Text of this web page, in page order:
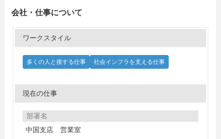
会社・仕事について
ワークスタイル
多くの人と接する仕事 社会インフラを支える仕事
現在の仕事
部署名
中国支店 営業室